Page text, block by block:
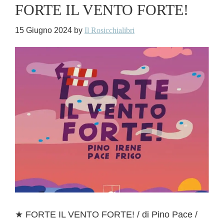
FORTE IL VENTO FORTE!
15 Giugno 2024 by Il Rosicchialibri
★ FORTE IL VENTO FORTE! / di Pino Pace /